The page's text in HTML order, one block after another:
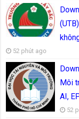
52 phút ago
Môi
AI,
52